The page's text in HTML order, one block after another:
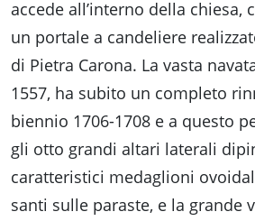
accede all’interno della chiesa,
un portale a candeliere
di Pietra Carona. La vasta
1557, ha subito un completo
biennio 1706-1708 e a questo
gli otto grandi altari laterali
caratteristici medaglioni
santi sulle paraste, e la grande